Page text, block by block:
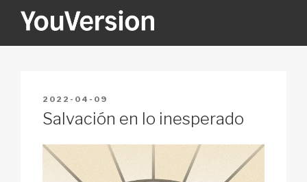
YOUVERSION
POSTED
ON
2022-04-09
Salvación en lo inesperado